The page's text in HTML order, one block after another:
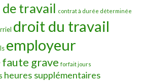
travail contrat à durée déterminée
droit du travail
employeur
faute grave forfait jours
heures supplémentaires